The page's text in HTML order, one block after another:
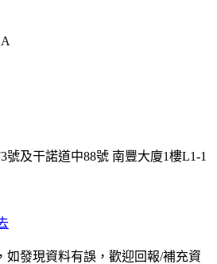
號及干諾道中88號 南豐大廈1樓L1-1
如發現資料有誤，歡迎回報/補充資